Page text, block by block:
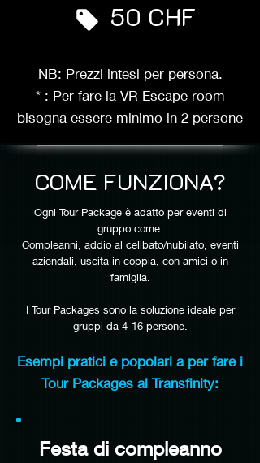
50 CHF
NB: Prezzi intesi per persona.
* : Per fare la VR Escape room
bisogna essere minimo in 2 persone
COME FUNZIONA?
Ogni Tour Package è adatto per eventi di
gruppo come:
Compleanni, addio al celibato/nubilato, eventi
aziendali, uscita in coppia, con amici o in
famiglia.
I Tour Packages sono la soluzione ideale per
gruppi da 4-16 persone.
Esempi pratici e popolari a per fare i
Tour Packages al Transfinity:
Festa di compleanno